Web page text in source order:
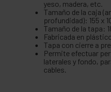
yeso, madera, etc.
Tamaño de la caja
profundidad): 155 x
Tamaño de la tapa:
Fabricada en
Tapa con cierre a
Permite efectuar
laterales y fondo,
cables.